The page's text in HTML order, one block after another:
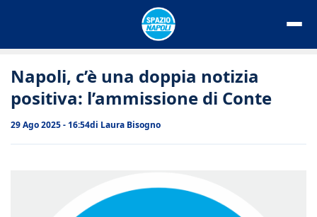
Napoli, c’è una doppia notizia
positiva: l’ammissione di Conte
29 Ago 2025 - 16:54di Laura Bisogno